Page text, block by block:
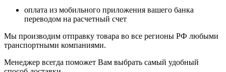
оплата из мобильного приложения вашего банка
переводом на расчетный счет
Мы производим отправку товара во все регионы РФ любыми
транспортными компаниями.
Менеджер всегда поможет Вам выбрать самый удобный